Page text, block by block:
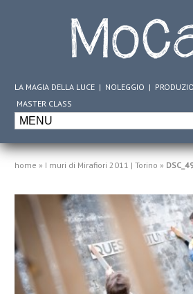
LA MAGIA DELLA LUCE | NOLEGGIO |
MASTER CLASS
home » I muri di Mirafiori 2011 | Torino »